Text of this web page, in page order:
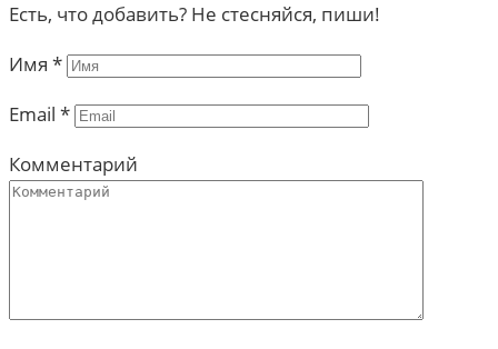
Есть, что добавить? Не стесняйся, пиши!
Имя *
Email *
Комментарий